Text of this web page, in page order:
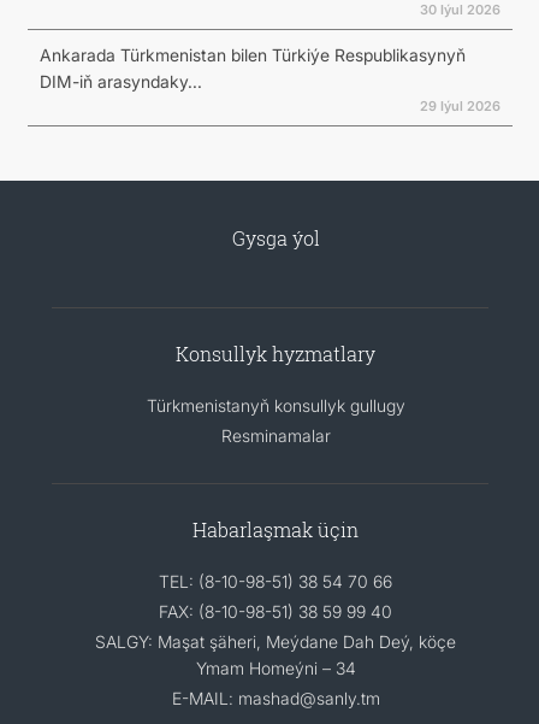
30 Iýul 2026
Ankarada Türkmenistan bilen Türkiýe Respublikasynyň
DIM-iň arasyndaky...
29 Iýul 2026
Gysga ýol
Konsullyk hyzmatlary
Türkmenistanyň konsullyk gullugy
Resminamalar
Habarlaşmak üçin
TEL: (8-10-98-51) 38 54 70 66
FAX: (8-10-98-51) 38 59 99 40
SALGY: Maşat şäheri, Meýdane Dah Deý, köçe
Ymam Homeýni – 34
E-MAIL: mashad@sanly.tm